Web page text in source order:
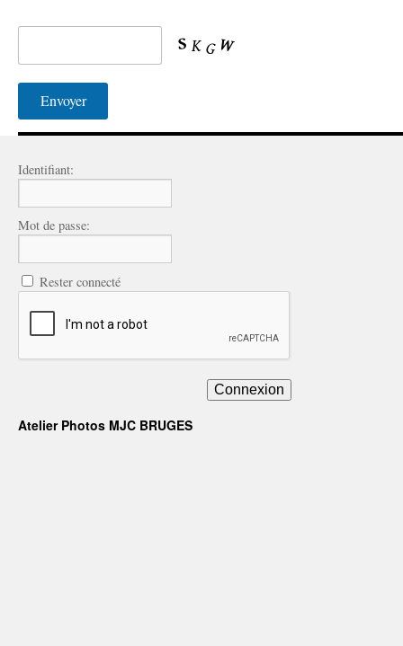
Identifiant:
Mot de passe:
Rester connecté
Connexion
Atelier Photos MJC BRUGES